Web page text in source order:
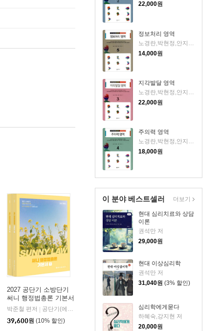
22,000원
정보처리 영역
14,000원
지각발달 영역
노경란,박현정,안지현,전영미 공저
22,000원
주의력 영역
노경란,박현정,안지현,전영미 공저
18,000원
이 분야 베스트셀러
현대 심리치료와 상담
이론
권석만 저
29,000원
현대 이상심리학
권석만 저
31,040원 (3% 할인)
심리학에게묻다
하혜숙,강지현 저
20,000원
더보기
2027 공단기 소방단기
써니 행정법총론 기본서
박준철 편저
공단기(에스티유니타스)
39,600원 (10% 할인)